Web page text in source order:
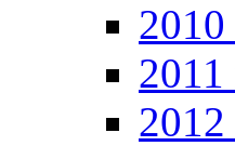
2010
2011
2012